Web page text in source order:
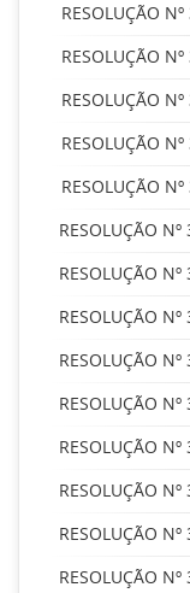
RESOLUÇÃO
RESOLUÇÃO
RESOLUÇÃO
RESOLUÇÃO
RESOLUÇÃO
RESOLUÇÃO
RESOLUÇÃO
RESOLUÇÃO
RESOLUÇÃO
RESOLUÇÃO
RESOLUÇÃO
RESOLUÇÃO
RESOLUÇÃO
RESOLUÇÃO